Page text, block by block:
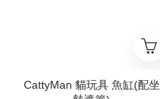
CattyMan 貓玩具 魚缸(配坐